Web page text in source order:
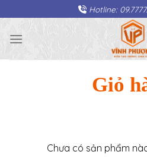
to
content
Hotline:
Giỏ
Chưa có sản phẩm